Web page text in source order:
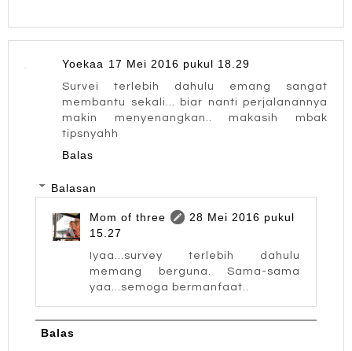
Yoekaa 17 Mei 2016 pukul 18.29
Survei terlebih dahulu emang sangat
membantu sekali... biar nanti perjalanannya
makin menyenangkan.. makasih mbak
tipsnyahh
Balas
Balasan
Mom of three
28 Mei 2016 pukul
15.27
Iyaa...survey terlebih dahulu
memang berguna. Sama-sama
yaa...semoga bermanfaat..
Balas